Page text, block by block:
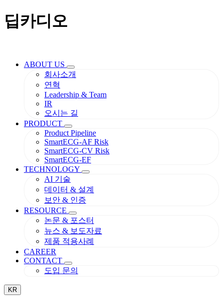
딥카디오
ABOUT US
회사소개
연혁
Leadership & Team
IR
오시는 길
PRODUCT
Product Pipeline
SmartECG-AF Risk
SmartECG-CV Risk
SmartECG-EF
TECHNOLOGY
AI 기술
데이터 & 설계
보안 & 인증
RESOURCE
논문 & 포스터
뉴스 & 보도자료
제품 적용사례
CAREER
CONTACT
도입 문의
KR